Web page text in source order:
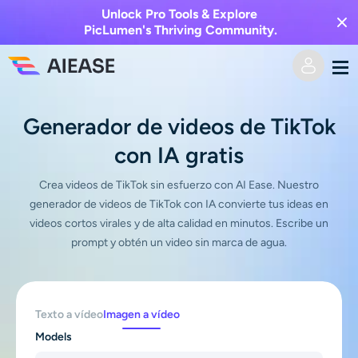
Unlock Pro Tools & Explore
PicLumen's Thriving Community.
Texto a video
Imagen a video
Efectos de video
Generador de besos de IA
Efectos de video
Texto a imagen
Herramientas de IA
Editor y creador de fotos
Precios
Generador de videos de TikTok
con IA gratis
Crea videos de TikTok sin esfuerzo con AI Ease. Nuestro
generador de videos de TikTok con IA convierte tus ideas en
videos cortos virales y de alta calidad en minutos. Escribe un
prompt y obtén un video sin marca de agua.
Texto a vídeoImagen a vídeo
Models